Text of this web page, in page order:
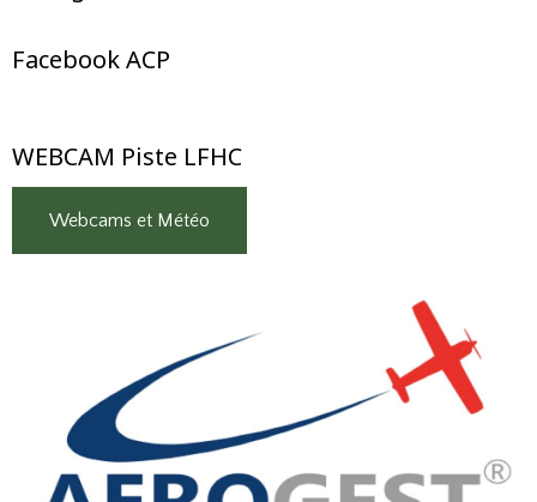
Facebook ACP
WEBCAM Piste LFHC
Webcams et Météo